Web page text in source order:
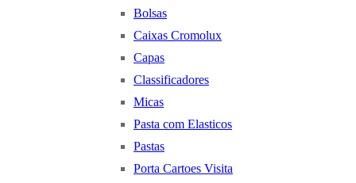
Bolsas
Caixas Cromolux
Capas
Classificadores
Micas
Pasta com Elasticos
Pastas
Porta Cartoes Visita